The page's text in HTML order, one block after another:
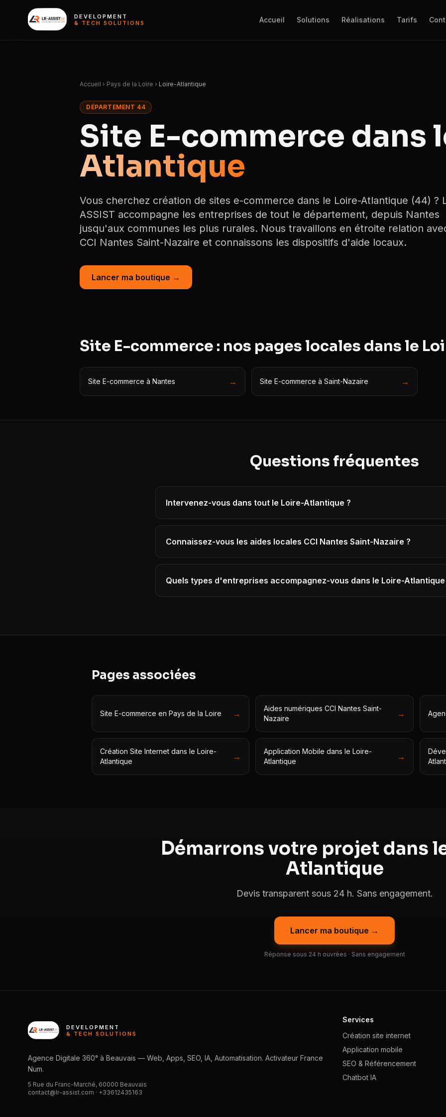
DEVELOPMENT
& TECH SOLUTIONS
Accueil Solutions Réalisations Tarifs
Accueil › Pays de la Loire › Loire-Atlantique
DÉPARTEMENT 44
Site E-commerce dans
Atlantique
Vous cherchez création de sites e-commerce dans le Loire-Atlantique (44) ?
ASSIST accompagne les entreprises de tout le département, depuis Nantes
jusqu'aux communes les plus rurales. Nous travaillons en étroite relation
CCI Nantes Saint-Nazaire et connaissons les dispositifs d'aide locaux.
Lancer ma boutique →
Site E-commerce : nos pages locales dans le
Site E-commerce à Nantes → Site E-commerce à Saint-Nazaire →
Questions fréquentes
Intervenez-vous dans tout le Loire-Atlantique ?
Connaissez-vous les aides locales CCI Nantes Saint-Nazaire ?
Quels types d'entreprises accompagnez-vous dans le Loire-Atlantique
Pages associées
Site E-commerce en Pays de la Loire →
Aides numériques CCI Nantes Saint-
Nazaire
→
Création Site Internet dans le Loire-
Atlantique
→
Application Mobile dans le Loire-
Atlantique
→
Démarrons votre projet dans
Atlantique
Devis transparent sous 24 h. Sans engagement.
Lancer ma boutique →
Réponse sous 24 h ouvrées · Sans engagement
DEVELOPMENT
& TECH SOLUTIONS
Agence Digitale 360° à Beauvais — Web, Apps, SEO, IA, Automatisation. Activateur France
Num.
5 Rue du Franc-Marché, 60000 Beauvais
contact@lr-assist.com · +33612435163
Services
Création site internet
Application mobile
SEO & Référencement
Chatbot IA